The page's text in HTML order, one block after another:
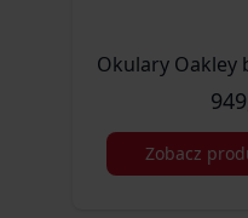
Okulary Oakley
Zobacz